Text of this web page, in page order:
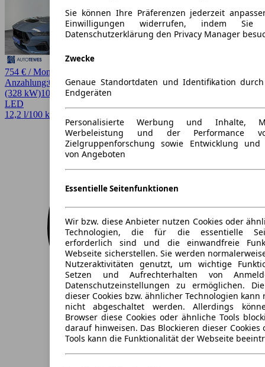
Sie können Ihre Präferenzen jederzeit
Einwilligungen widerrufen, indem
Datenschutzerklärung den Privacy Manager
Zwecke
Genaue Standortdaten und Identifikation
Endgeräten
Personalisierte Werbung und Inhalte,
Werbeleistung und der Performance
Zielgruppenforschung sowie Entwicklung und
von Angeboten
Essentielle Seitenfunktionen
Wir bzw. diese Anbieter nutzen Cookies oder
Technologien, die für die essentielle
erforderlich sind und die einwandfreie
Webseite sicherstellen. Sie werden
Nutzeraktivitäten genutzt, um wichtige
Setzen und Aufrechterhalten von
Datenschutzeinstellungen zu ermöglichen.
dieser Cookies bzw. ähnlicher Technologien kann
nicht abgeschaltet werden. Allerdings
Browser diese Cookies oder ähnliche Tools
darauf hinweisen. Das Blockieren dieser
Tools kann die Funktionalität der Webseite
754 € / Monat
Anzahlung:0,00 €Laufzeit:48 Monatekm/Jahr: 10.000Benzin446 PS
(328 kW)10 km EZ 08/2026Automatik
LED
12,2 l/100 km (komb.)* · 278 g/km CO2* · CO2-Klasse G